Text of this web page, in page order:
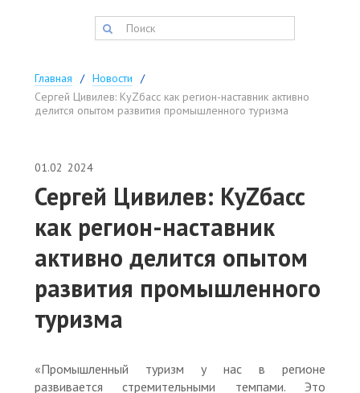
Главная
Новости
Сергей Цивилев: КуZбасс как регион-наставник активно
делится опытом развития промышленного туризма
01.02 2024
Сергей Цивилев: КуZбасс
как регион-наставник
активно делится опытом
развития промышленного
туризма
«Промышленный туризм у нас в регионе
развивается стремительными темпами. Это